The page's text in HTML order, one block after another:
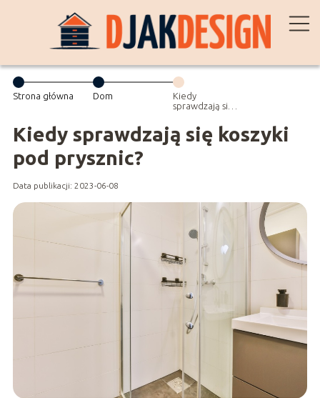
Strona główna Dom
Kiedy
sprawdzają się
prysznic?
Kiedy sprawdzają się koszyki
pod prysznic?
Data publikacji: 2023-06-08